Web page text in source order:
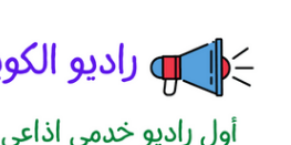
المحتوى